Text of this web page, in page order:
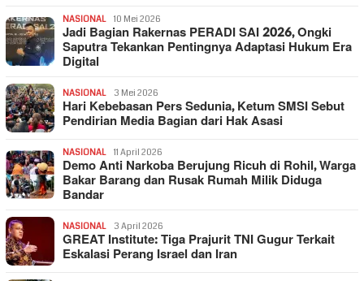
NASIONAL 10 Mei 2026
Jadi Bagian Rakernas PERADI SAI 2026, Ongki
Saputra Tekankan Pentingnya Adaptasi Hukum Era
Digital
NASIONAL 3 Mei 2026
Hari Kebebasan Pers Sedunia, Ketum SMSI Sebut
Pendirian Media Bagian dari Hak Asasi
NASIONAL 11 April 2026
Demo Anti Narkoba Berujung Ricuh di Rohil, Warga
Bakar Barang dan Rusak Rumah Milik Diduga
Bandar
NASIONAL 3 April 2026
GREAT Institute: Tiga Prajurit TNI Gugur Terkait
Eskalasi Perang Israel dan Iran